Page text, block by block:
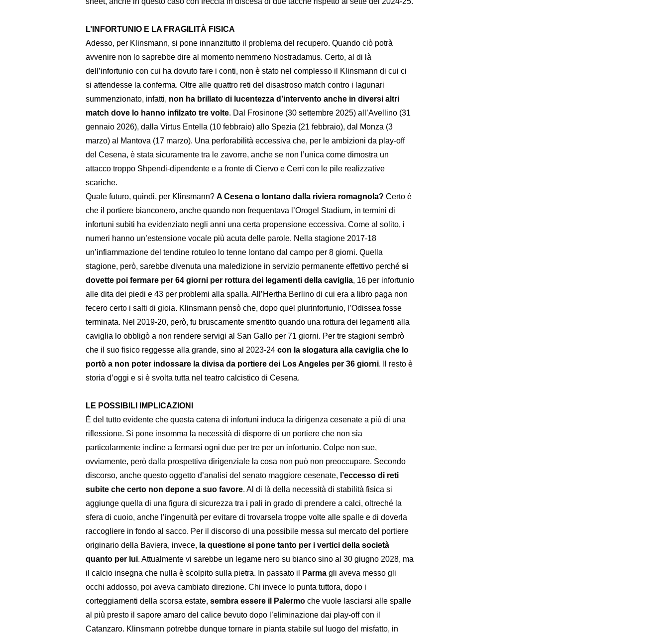
L’INFORTUNIO E LA FRAGILITÀ FISICA
Adesso, per Klinsmann, si pone innanzitutto il problema del recupero. Quando ciò potrà
avvenire non lo saprebbe dire al momento nemmeno Nostradamus. Certo, al di là
dell’infortunio con cui ha dovuto fare i conti, non è stato nel complesso il Klinsmann di cui ci
si attendesse la conferma. Oltre alle quattro reti del disastroso match contro i lagunari
summenzionato, infatti, non ha brillato di lucentezza d’intervento anche in diversi altri
match dove lo hanno infilzato tre volte. Dal Frosinone (30 settembre 2025) all’Avellino (31
gennaio 2026), dalla Virtus Entella (10 febbraio) allo Spezia (21 febbraio), dal Monza (3
marzo) al Mantova (17 marzo). Una perforabilità eccessiva che, per le ambizioni da play-off
del Cesena, è stata sicuramente tra le zavorre, anche se non l’unica come dimostra un
attacco troppo Shpendi-dipendente e a fronte di Ciervo e Cerri con le pile realizzative
scariche.
Quale futuro, quindi, per Klinsmann? A Cesena o lontano dalla riviera romagnola? Certo è
che il portiere bianconero, anche quando non frequentava l’Orogel Stadium, in termini di
infortuni subiti ha evidenziato negli anni una certa propensione eccessiva. Come al solito, i
numeri hanno un’estensione vocale più acuta delle parole. Nella stagione 2017-18
un’infiammazione del tendine rotuleo lo tenne lontano dal campo per 8 giorni. Quella
stagione, però, sarebbe divenuta una maledizione in servizio permanente effettivo perché si
dovette poi fermare per 64 giorni per rottura dei legamenti della caviglia, 16 per infortunio
alle dita dei piedi e 43 per problemi alla spalla. All’Hertha Berlino di cui era a libro paga non
fecero certo i salti di gioia. Klinsmann pensò che, dopo quel plurinfortunio, l’Odissea fosse
terminata. Nel 2019-20, però, fu bruscamente smentito quando una rottura dei legamenti alla
caviglia lo obbligò a non rendere servigi al San Gallo per 71 giorni. Per tre stagioni sembrò
che il suo fisico reggesse alla grande, sino al 2023-24 con la slogatura alla caviglia che lo
portò a non poter indossare la divisa da portiere dei Los Angeles per 36 giorni. Il resto è
storia d’oggi e si è svolta tutta nel teatro calcistico di Cesena.
LE POSSIBILI IMPLICAZIONI
È del tutto evidente che questa catena di infortuni induca la dirigenza cesenate a più di una
riflessione. Si pone insomma la necessità di disporre di un portiere che non sia
particolarmente incline a fermarsi ogni due per tre per un infortunio. Colpe non sue,
ovviamente, però dalla prospettiva dirigenziale la cosa non può non preoccupare. Secondo
discorso, anche questo oggetto d’analisi del senato maggiore cesenate, l’eccesso di reti
subite che certo non depone a suo favore. Al di là della necessità di stabilità fisica si
aggiunge quella di una figura di sicurezza tra i pali in grado di prendere a calci, oltreché la
sfera di cuoio, anche l’ingenuità per evitare di trovarsela troppe volte alle spalle e di doverla
raccogliere in fondo al sacco. Per il discorso di una possibile messa sul mercato del portiere
originario della Baviera, invece, la questione si pone tanto per i vertici della società
quanto per lui. Attualmente vi sarebbe un legame nero su bianco sino al 30 giugno 2028, ma
il calcio insegna che nulla è scolpito sulla pietra. In passato il
Parma gli aveva messo gli
occhi addosso, poi aveva cambiato direzione. Chi invece lo punta tuttora, dopo i
corteggiamenti della scorsa estate, sembra essere il Palermo che vuole lasciarsi alle spalle
al più presto il sapore amaro del calice bevuto dopo l’eliminazione dai play-off con il
Catanzaro. Klinsmann potrebbe dunque tornare in pianta stabile sul luogo del misfatto, in